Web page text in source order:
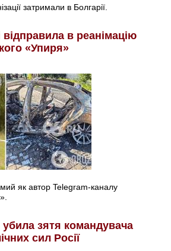
затримали в Болгарії.
відправила в реанімацію
«Упиря»
як автор Telegram-каналу
зятя командувача
сил Росії